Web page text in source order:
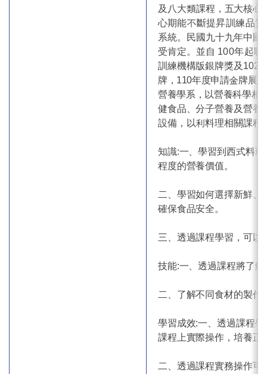
及八大類課程，五大核
心期能不斷提昇訓練品
系統。民國九十九年中國
受肯定。並自 100年起聘
訓練機構版銀牌獎及102
牌，110年度申請金牌展
營養學系，以營養科學相
健食品、分子營養及營養
設備，以利料理相關課程
知識:一、學習到西式料
程度的營養價值。
二、學習如何選擇新鮮、
確保食品安全。
三、透過課程學習，可以
技能:一、透過課程將了
二、了解不同食材的製作
學習成效:一、透過課程
課程上實際操作，培養正
二、透過課程實務操作可